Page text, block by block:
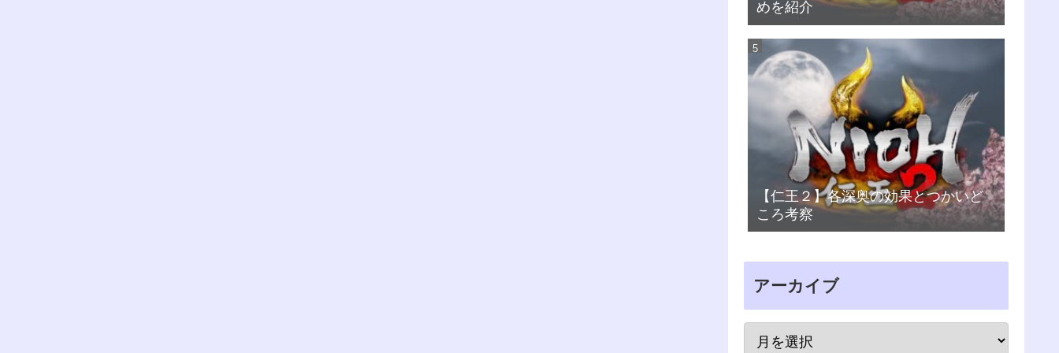
めを紹介
【仁王２】各深奥の効果とつかいど
ころ考察
アーカイブ